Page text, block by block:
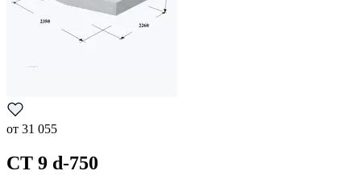
от 31 055
СТ 9 d-750